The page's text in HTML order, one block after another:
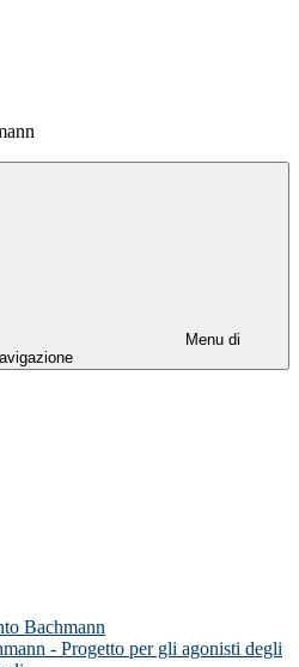
Menu di
Bachmann
- Progetto per gli agonisti degli